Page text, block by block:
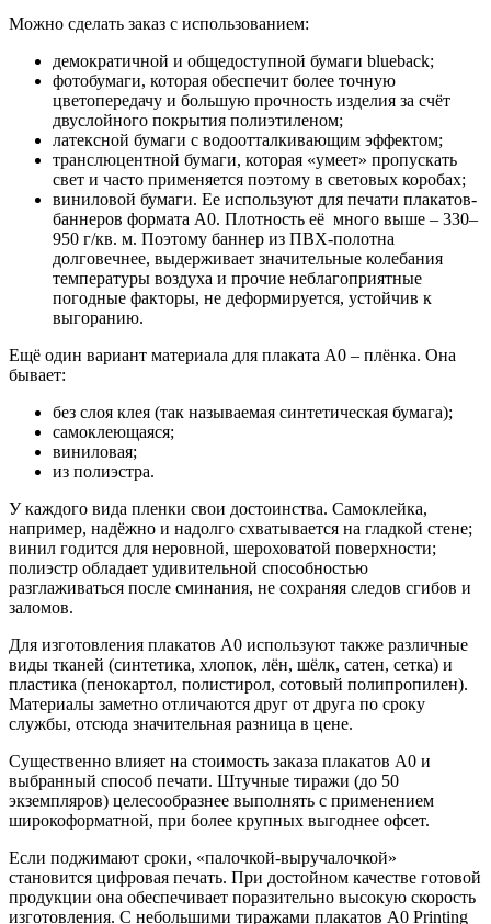
Можно сделать заказ с использованием:
демократичной и общедоступной бумаги blueback;
фотобумаги, которая обеспечит более точную
цветопередачу и большую прочность изделия за счёт
двуслойного покрытия полиэтиленом;
латексной бумаги с водоотталкивающим эффектом;
транслюцентной бумаги, которая «умеет» пропускать
свет и часто применяется поэтому в световых коробах;
виниловой бумаги. Ее используют для печати плакатов-
баннеров формата А0. Плотность её много выше – 330–
950 г/кв. м. Поэтому баннер из ПВХ-полотна
долговечнее, выдерживает значительные колебания
температуры воздуха и прочие неблагоприятные
погодные факторы, не деформируется, устойчив к
выгоранию.
Ещё один вариант материала для плаката А0 – плёнка. Она
бывает:
без слоя клея (так называемая синтетическая бумага);
самоклеющаяся;
виниловая;
из полиэстра.
У каждого вида пленки свои достоинства. Самоклейка,
например, надёжно и надолго схватывается на гладкой стене;
винил годится для неровной, шероховатой поверхности;
полиэстр обладает удивительной способностью
разглаживаться после сминания, не сохраняя следов сгибов и
заломов.
Для изготовления плакатов А0 используют также различные
виды тканей (синтетика, хлопок, лён, шёлк, сатен, сетка) и
пластика (пенокартол, полистирол, сотовый полипропилен).
Материалы заметно отличаются друг от друга по сроку
службы, отсюда значительная разница в цене.
Существенно влияет на стоимость заказа плакатов А0 и
выбранный способ печати. Штучные тиражи (до 50
экземпляров) целесообразнее выполнять с применением
широкоформатной, при более крупных выгоднее офсет.
Если поджимают сроки, «палочкой-выручалочкой»
становится цифровая печать. При достойном качестве готовой
продукции она обеспечивает поразительно высокую скорость
изготовления. С небольшими тиражами плакатов А0 Printing